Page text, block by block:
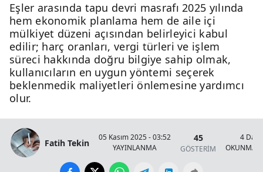
Eşler arasında tapu devri masrafı 2025 yılında
hem ekonomik planlama hem de aile içi
mülkiyet düzeni açısından belirleyici kabul
edilir; harç oranları, vergi türleri ve işlem
süreci hakkında doğru bilgiye sahip olmak,
kullanıcıların en uygun yöntemi seçerek
beklenmedik maliyetleri önlemesine yardımcı
olur.
Fatih Tekin
05 Kasım 2025 - 03:52
YAYINLANMA
45
GÖSTERİM
4
OKUNMA